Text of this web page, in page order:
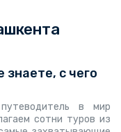
с чего
в мир
сотни туров из